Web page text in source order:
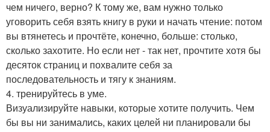
чем ничего, верно? К тому же, вам нужно только
уговорить себя взять книгу в руки и начать чтение: потом
вы втянетесь и прочтёте, конечно, больше: столько,
сколько захотите. Но если нет - так нет, прочтите хотя бы
десяток страниц и похвалите себя за
последовательность и тягу к знаниям.
4. тренируйтесь в уме.
Визуализируйте навыки, которые хотите получить. Чем
бы вы ни занимались, каких целей ни планировали бы